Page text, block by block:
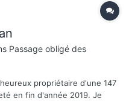
Passage obligé des
propriétaire d'une 147
en fin d'année 2019. Je